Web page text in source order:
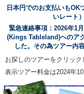
日本円でのお支払いもOK
いレート
緊急連絡事項：2026年1
(Kings Tableland)へのア
した。その為ツアー内
お探しのツアーをクリック
表示ツアー料金は2024年